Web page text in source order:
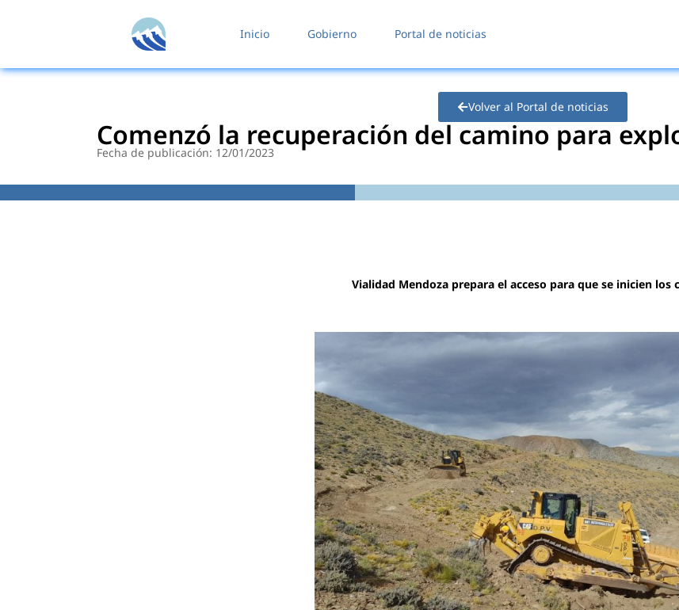
Inicio Gobierno Portal de noticias
Volver al Portal de noticias
Comenzó la recuperación del camino para
Fecha de publicación: 12/01/2023
Vialidad Mendoza prepara el acceso para que se inicien los